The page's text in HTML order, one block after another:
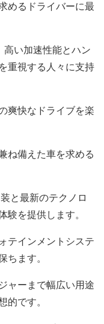
めるドライバーに最
高い加速性能とハン
重視する人々に支持
爽快なドライブを楽
ね備えた車を求める
と最新のテクノロ
験を提供します。
テインメントシステ
ちます。
ャーまで幅広い用途
的です。